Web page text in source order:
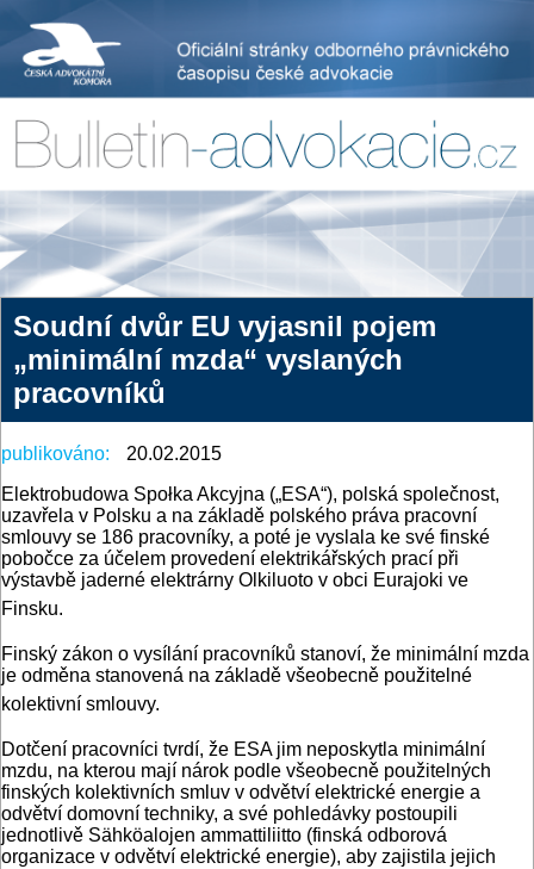
Soudní dvůr EU vyjasnil pojem
„minimální mzda“ vyslaných
pracovníků
publikováno:
20.02.2015
Elektrobudowa Społka Akcyjna („ESA“), polská společnost,
uzavřela v Polsku a na základě polského práva pracovní
smlouvy se 186 pracovníky, a poté je vyslala ke své finské
pobočce za účelem provedení elektrikářských prací při
výstavbě jaderné elektrárny Olkiluoto v obci Eurajoki ve
Finsku.
Finský zákon o vysílání pracovníků stanoví, že minimální mzda
je odměna stanovená na základě všeobecně použitelné
kolektivní smlouvy.
Dotčení pracovníci tvrdí, že ESA jim neposkytla minimální
mzdu, na kterou mají nárok podle všeobecně použitelných
finských kolektivních smluv v odvětví elektrické energie a
odvětví domovní techniky, a své pohledávky postoupili
jednotlivě Sähköalojen ammattiliitto (finská odborová
organizace v odvětví elektrické energie), aby zajistila jejich